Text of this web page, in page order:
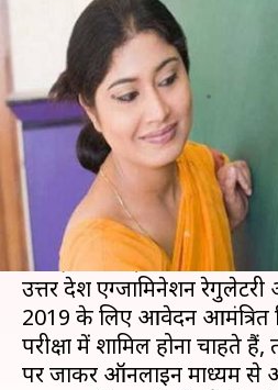
कल से करें UPTET
आवेदन, इन बातों
लेखन मोना दीक्षित Oct 31, 2019
क्या है खबर?
अगर आप उत्तर प्रदेश में शिक्षक
तो इसके लिए आपको एक उत्तर
टेस्ट (UPTET) को पास करना
उत्तर प्रदेश एग्जामिनेशन
2019 के लिए आवेदन
परीक्षा में शामिल होना चाहते
पर जाकर ऑनलाइन माध्यम